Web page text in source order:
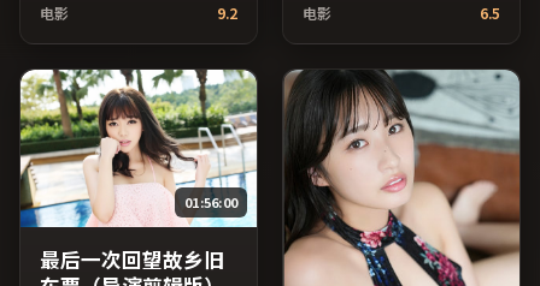
现实压力与理想执念相互拉
扯；由娄烨执导，木村拓
哉、梁朝伟、蒋雯丽等主
演，澳大利亚出品，家庭类
型，2019年上映 / 2019年4
月8日于澳大利亚地区院线首
映，网络平台同步更新片
源。影片信息含剧情简介与
主创阵容，便于检索与比
对。（国产影视资源大全免
费条目索引，支持片名与演
员交叉检索。）
电影 9.2
压力与理想执念相互拉扯；
由维伦纽瓦执导，役所广
司、倪妮、雷佳音等主演，
中国香港出品，犯罪类型，
2017年上映 / 2017年2月26
日于中国香港地区院线首
映，网络平台同步更新片
源。影片信息含剧情简介与
主创阵容，便于检索与比
对。（国产影视资源大全免
费条目索引，支持片名与演
员交叉检索。）
电影 6.5
01:56:00
最后一次回望故乡旧